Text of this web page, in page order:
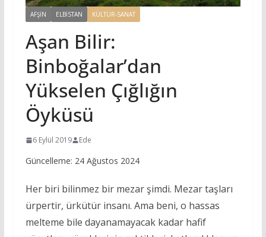
AFŞIN ELBISTAN KÜLTÜR-SANAT
Aşan Bilir:
Binboğalar’dan
Yükselen Çığlığın
Öyküsü
6 Eylül 2019 Ede
Güncelleme: 24 Ağustos 2024
Her biri bilinmez bir mezar şimdi. Mezar taşları
ürpertir, ürkütür insanı. Ama beni, o hassas
melteme bile dayanamayacak kadar hafif